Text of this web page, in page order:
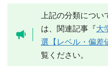
上記の分類につい
は、関連記事『大
選【レベル・偏差
覧ください。